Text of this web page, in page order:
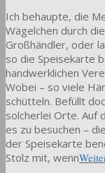
Ich behaupte, die
Wägelchen durch
Großhändler, oder
so die Speisekarte
handwerklichen
Wobei – so viele
schütteln. Befüllt
solcherlei Orte. Auf
es zu besuchen –
der Speisekarte
Stolz mit, wenn